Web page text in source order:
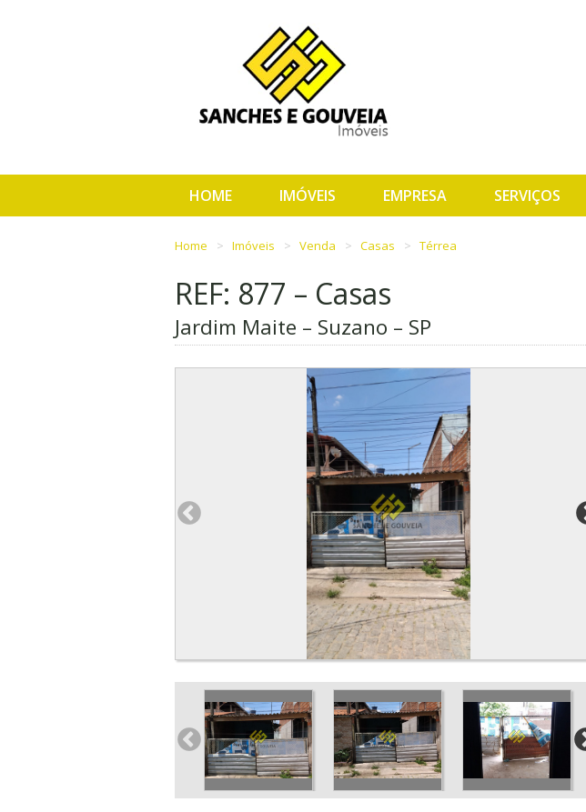
HOME IMÓVEIS EMPRESA SERVIÇOS
Home Imóveis Venda Casas Térrea
REF: 877 – Casas
Jardim Maite – Suzano – SP